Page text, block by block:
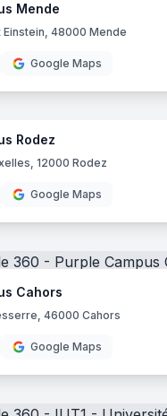
Mende
Einstein, 48000 Mende
Google Maps
Rodez
12000 Rodez
Google Maps
Cahors
46000 Cahors
Google Maps